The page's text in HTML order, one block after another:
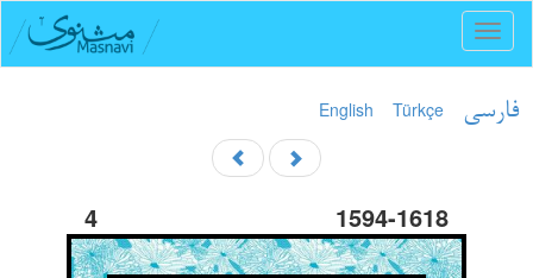
English Türkçe فارسی
4 1594-1618